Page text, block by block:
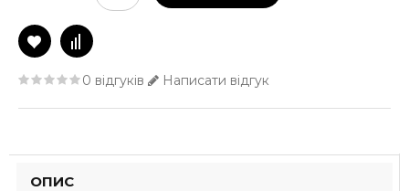
0 відгуків Написати відгук
ОПИС